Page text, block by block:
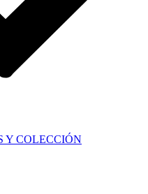
Y COLECCIÓN